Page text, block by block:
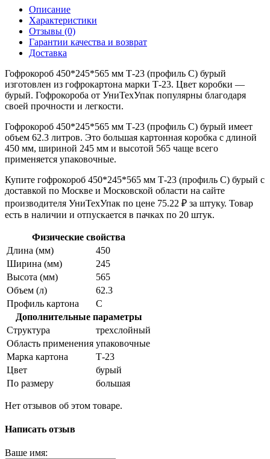
Описание
Характеристики
Отзывы (0)
Гарантии качества и возврат
Доставка
Гофрокороб 450*245*565 мм Т-23 (профиль C) бурый
изготовлен из гофрокартона марки Т-23. Цвет коробки —
бурый. Гофрокороба от УниТехУпак популярны благодаря
своей прочности и легкости.
Гофрокороб 450*245*565 мм Т-23 (профиль C) бурый имеет
объем 62.3 литров. Это большая картонная коробка с длиной
450 мм, шириной 245 мм и высотой 565 чаще всего
применяется упаковочные.
Купите гофрокороб 450*245*565 мм Т-23 (профиль C) бурый с
доставкой по Москве и Московской области на сайте
производителя УниТехУпак по цене 75.22 ₽ за штуку. Товар
есть в наличии и отпускается в пачках по 20 штук.
Физические свойства
Длина (мм)
450
Ширина (мм)
245
Высота (мм)
565
Объем (л)
62.3
Профиль картона
С
Дополнительные параметры
Структура
трехслойный
Область применения упаковочные
Марка картона
Т-23
Цвет
бурый
По размеру
большая
Нет отзывов об этом товаре.
Написать отзыв
Ваше имя: